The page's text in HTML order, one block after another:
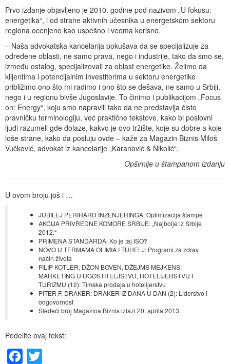
Prvo izdanje objavljeno je 2010. godine pod nazivom „U fokusu:
energetika“, i od strane aktivnih učesnika u energetskom sektoru
regiona ocenjeno kao uspešno i veoma korisno.
– Naša advokatska kancelarija pokušava da se specijalizuje za
određene oblasti, ne samo prava, nego i industrije, tako da smo se,
između ostalog, specijalizovali za oblast energetike. Želimo da
klijentima i potencijalnim investitorima u sektoru energetike
približimo ono što mi radimo i ono što se dešava, ne samo u Srbiji,
nego i u regionu bivše Jugoslavije. To činimo i publikacijom „Focus
on: Energy“, koju smo napravili tako da ne predstavlja čisto
pravničku terminologiju, već praktične tekstove, kako bi poslovni
ljudi razumeli gde dolaze, kakvo je ovo tržište, koje su dobre a koje
loše strane, kako da posluju ovde – kaže za Magazin Biznis Miloš
Vučković, advokat iz kancelarije „Karanović & Nikolić“.
Opširnije u štampanom izdanju
U ovom broju još i …
JUBILEJ PERIHARD INŽENJERINGA: Optimizacija štampe
AKCIJA PRIVREDNE KOMORE SRBIJE: „Najbolje iz Srbije
2012.“
PRIMENA STANDARDA: Ko je taj ISO?
NOVO U TERMAMA OLIMIA I TUHELJ: Programi za zdrav
način života
FILIP KOTLER, DŽON BOVEN, DŽEJMS MEJKENS:
MARKETING U UGOSTITELJSTVU, HOTELIJERSTVU I
TURIZMU (12): Timska prodaja u hotelijerstvu
PITER F. DRAKER: DRAKER IZ DANA U DAN (2): Liderstvo i
odgovornost
Sledeći broj Magazina Biznis izlazi 20. aprila 2013.
Podelite ovaj tekst:
Facebook